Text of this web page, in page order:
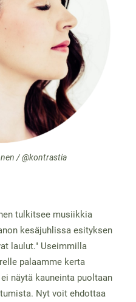
/ @kontrastia
tulkitsee musiikkia
kesäjuhlissa esityksen
laulut." Useimmilla
palaamme kerta
näytä kauneinta puoltaan
Nyt voit ehdottaa